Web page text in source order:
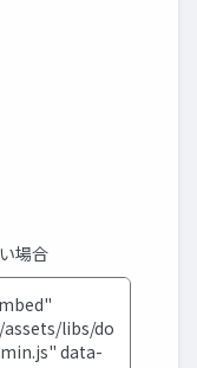
場合